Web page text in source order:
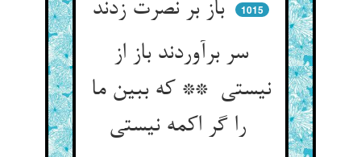
باز بر نصرت زدند
1015
سر برآوردند باز از
نیستی ** که ببین ما